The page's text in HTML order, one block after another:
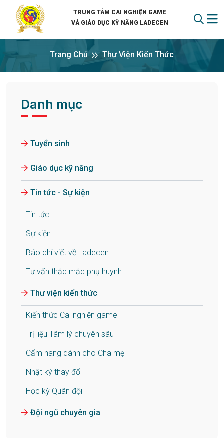
TRUNG TÂM CAI NGHIỆN GAME
VÀ GIÁO DỤC KỸ NĂNG LADECEN
Trang Chủ Thư Viện Kiến Thức
Danh mục
Tuyển sinh
Giáo dục kỹ năng
Tin tức - Sự kiện
Tin tức
Sự kiện
Báo chí viết về Ladecen
Tư vấn thắc mắc phụ huynh
Thư viện kiến thức
Kiến thức Cai nghiện game
Trị liệu Tâm lý chuyên sâu
Cẩm nang dành cho Cha mẹ
Nhật ký thay đổi
Học kỳ Quân đội
Đội ngũ chuyên gia